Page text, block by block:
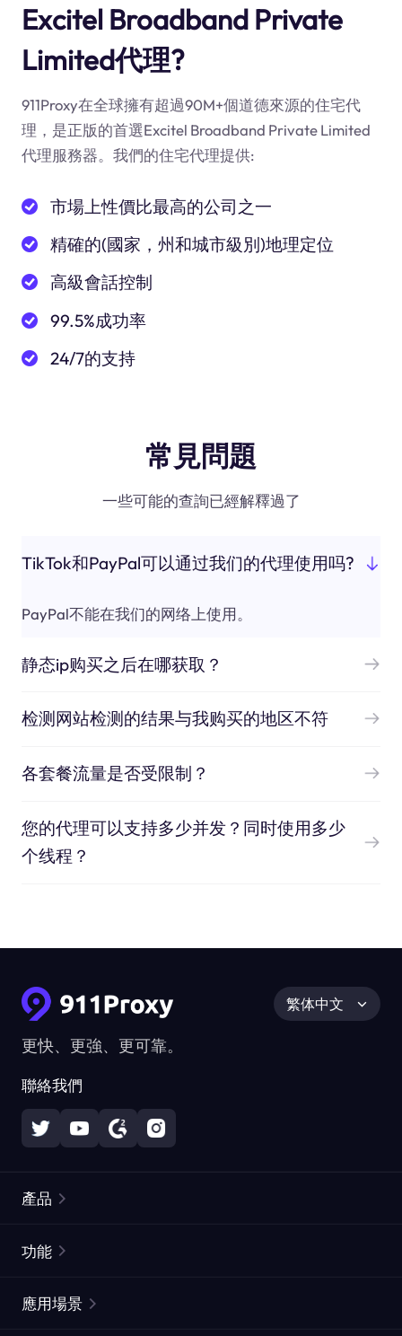
Excitel Broadband Private
Limited代理?
911Proxy在全球擁有超過90M+個道德來源的住宅代
理，是正版的首選Excitel Broadband Private Limited
代理服務器。我們的住宅代理提供:
市場上性價比最高的公司之一
精確的(國家，州和城市級別)地理定位
高級會話控制
99.5%成功率
24/7的支持
常見問題
一些可能的查詢已經解釋過了
TikTok和PayPal可以通过我们的代理使用吗?
PayPal不能在我们的网络上使用。
静态ip购买之后在哪获取？
检测网站检测的结果与我购买的地区不符
各套餐流量是否受限制？
您的代理可以支持多少并发？同时使用多少
个线程？
更快、更強、更可靠。
聯絡我們
繁体中文
產品
靜態住宅代理
功能
應用場景